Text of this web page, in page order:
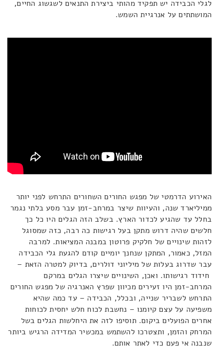
לגלי הכבידה יש תפקיד מהותי ביצירת התנאים לשגשוג החיים,
המושתתים על אנרגיית השמש.
האירוע הדרמטי של מפגש החורים השחורים התרחש לפני יותר
ממיליארד שנה, והעיוות שיצר במרחב-זמן עבר מסע בלתי נגמר
בחלל עד שהגיע לכדור הארץ. בשלב הזה הגלים היו כל כך
חלשים שהיה דרוש מתקן בעל רגישות כה רבה, כזה שמסוגל
לזהות שינויים של חלקיק פרוטון במבנה המציאות. למרבה
המזל, כאמור, המתקן שנחנך יומיים קודם להגעת גלי הכבידה
עבר שדרוג בעלות של מיליוני דולרים, בדיוק למטרה הזאת –
חידוד רגישותו. ואכן, השינויים שיצרו הגלים במרקם
המרחב-זמן היו זעירים מכיוון שפרץ האנרגיה של מפגש החורים
התרחש לשבריר שנייה, ובכלל, הכבידה – עד כמה שהיא
משפיעה על עצם קיומנו – נחשבת לכוח חלש יחסית לכוחות
אחרים הפועלים ביקום. תוסיפו לזה את היחלשות הגלים בשל
המרחק והזמן, ותצטרכו להשתמש במכשיר המדידה הרגיש ביותר
שנבנה אי פעם כדי לאתר אותם.